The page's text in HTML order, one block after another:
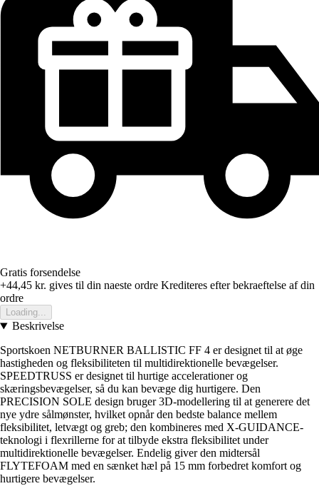
Gratis forsendelse
+44,45 kr. gives til din naeste ordre Krediteres efter bekraeftelse af din
ordre
Loading...
Beskrivelse
Sportskoen NETBURNER BALLISTIC FF 4 er designet til at øge
hastigheden og fleksibiliteten til multidirektionelle bevægelser.
SPEEDTRUSS er designet til hurtige accelerationer og
skæringsbevægelser, så du kan bevæge dig hurtigere. Den
PRECISION SOLE design bruger 3D-modellering til at generere det
nye ydre sålmønster, hvilket opnår den bedste balance mellem
fleksibilitet, letvægt og greb; den kombineres med X-GUIDANCE-
teknologi i flexrillerne for at tilbyde ekstra fleksibilitet under
multidirektionelle bevægelser. Endelig giver den midtersål
FLYTEFOAM med en sænket hæl på 15 mm forbedret komfort og
hurtigere bevægelser.